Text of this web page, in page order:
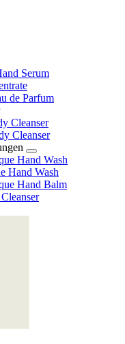
Serum
de Parfum
Cleanser
Cleanser
Hand Wash
Hand Wash
Hand Balm